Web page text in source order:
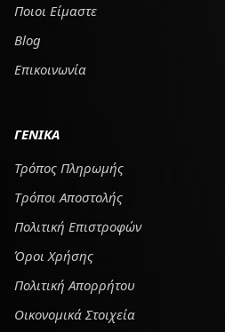
Ποιοι Είμαστε
Blog
Επικοινωνία
ΓΕΝΙΚΑ
Τρόπος Πληρωμής
Tρόποι Αποστολής
Πολιτική Επιστροφών
Όροι Χρήσης
Πολιτική Απορρήτου
Οικονομικά Στοιχεία